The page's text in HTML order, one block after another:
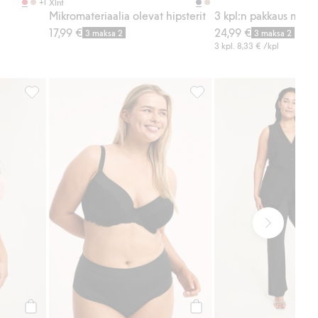
Mikromateriaalia olevat hipsterit
17,99 € 3 maksa 2 24,99 € 3 maksa 2
3 kpl. 8,33 € /kpl
Pitsiä olevat brief-pikkuhousut, Lisää suosikkeihinMikromateriaalia olevat